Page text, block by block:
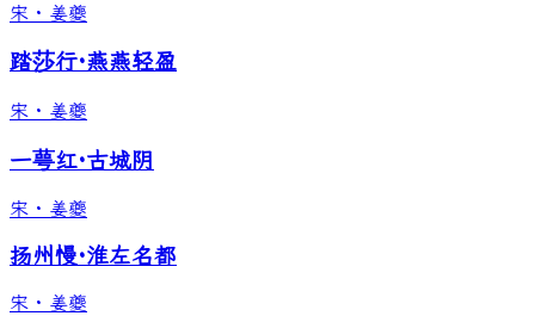
宋 · 姜夔
踏莎行·燕燕轻盈
宋 · 姜夔
一萼红·古城阴
宋 · 姜夔
扬州慢·淮左名都
宋 · 姜夔